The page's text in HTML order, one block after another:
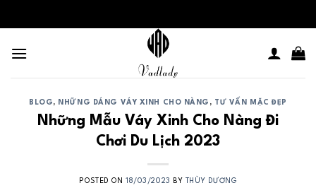
to
BLOG , NHỮNG DÁNG VÁY XINH CHO NÀNG , TƯ VẤN MẶC ĐẸP
Những Mẫu Váy Xinh Cho Nàng Đi
Chơi Du Lịch 2023
POSTED ON18/03/2023 BY THÙY DƯƠNG